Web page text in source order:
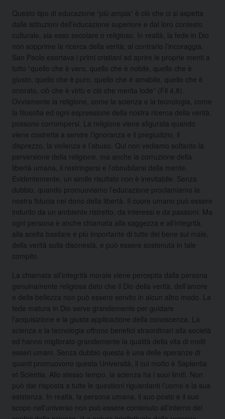
Questo tipo di educazione “più ampia” è ciò che ci si aspetta
dalle istituzioni dell’educazione superiore e dal loro contesto
culturale, sia esso secolare o religioso. In realtà, la fede in Dio
non sopprime la ricerca della verità; al contrario l’incoraggia.
San Paolo esortava i primi cristiani ad aprire le proprie menti a
tutto “quello che è vero, quello che è nobile, quello che è
giusto, quello che è puro, quello che è amabile, quello che è
onorato, ciò che è virtù e ciò che merita lode” (Fil 4,8).
Ovviamente la religione, come la scienza e la tecnologia, come
la filosofia ed ogni espressione della nostra ricerca della verità,
possono corrompersi. La religione viene sfigurata quando
viene costretta a servire l’ignoranza e il pregiudizio, il
disprezzo, la violenza e l’abuso. Qui non vediamo soltanto la
perversione della religione, ma anche la corruzione della
libertà umana, il restringersi e l’obnubilarsi della mente.
Evidentemente, un simile risultato non è inevitabile. Senza
dubbio, quando promuoviamo l’educazione proclamiamo la
nostra fiducia nel dono della libertà. Il cuore umano può essere
indurito da un ambiente ristretto, da interessi e da passioni. Ma
ogni persona è anche chiamata alla saggezza e all’integrità,
alla scelta basilare e più importante di tutte del bene sul male,
della verità sulla disonestà, e può essere sostenuta in tale
compito.
La chiamata all’integrità morale viene percepita dalla persona
genuinamente religiosa dato che il Dio della verità, dell’amore
e della bellezza non può essere servito in alcun altro modo. La
fede matura in Dio serve grandemente per guidare
l’acquisizione e la giusta applicazione della conoscenza. La
scienza e la tecnologia offrono benefici straordinari alla società
ed hanno migliorato grandemente la qualità della vita di molti
esseri umani. Senza dubbio questa è una delle speranze di
quanti promuovono questa Università, il cui motto è Sapientia
et Scientia. Allo stesso tempo, la scienza ha i suoi limiti. Non
può dar risposta a tutte le questioni riguardanti l’uomo e la sua
esistenza. In realtà, la persona umana, il suo posto e il suo
scopo nell’universo non può essere contenuto all’interno dei